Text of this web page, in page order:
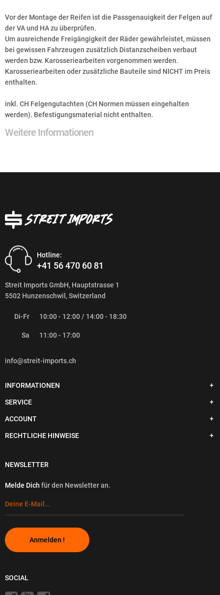
Vor der Montage der Reifen ist die Passgenauigkeit der Felgen auf
der VA und HA zu überprüfen.
Um ausreichende Freigängigkeit der Räder gewährleistet, müssen
bei gewissen Fahrzeugen zusätzlich Distanzscheiben verbaut
werden bzw. Karosseriearbeiten vorgenommen werden.
Karosseriearbeiten oder zusätzliche Bauteile sind NICHT im Preis
enthalten.
inkl. CH Felgengutachten (CH Normen müssen eingehalten
werden). Befestigungsmaterial nicht enthalten.
Weitere Informationen
Hotline:
+41 56 470 60 81
Streit Imports GmbH, Hauptstrasse 1
5502 Hunzenschwil, Switzerland
Di-Fr 10:00 - 12:00 / 14:00 - 18:30
Sa 11:00 - 17:00
info@streit-imports.ch
INFORMATIONEN
SERVICE
ACCOUNT
RECHTLICHE HINWEISE
NEWSLETTER
Melde Dich für den Newsletter an.
Anmelden !
SOCIAL